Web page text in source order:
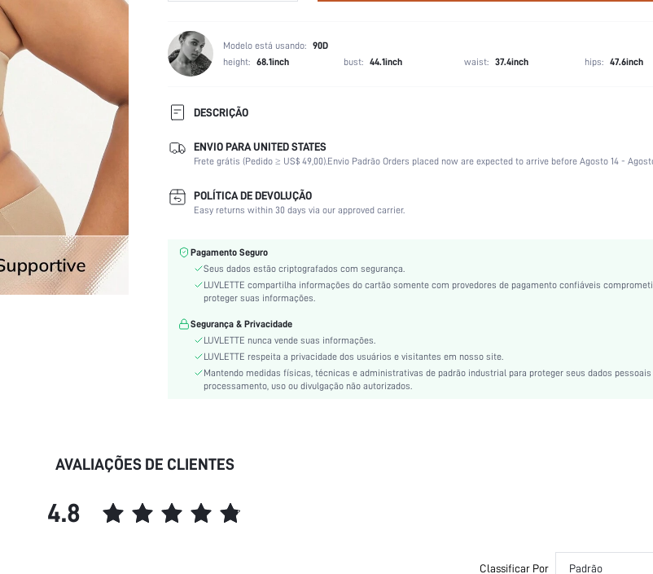
Modelo está usando: 90D
height: 68.1inch bust: 44.1inch waist: 37.4inch hips: 47.6inch
DESCRIÇÃO
Nível de revestimento:
Moldável
Casamento, Férias, Festa, Aniversário, Festival de Música, Data, Escritório, Diário, Festa
Cor:
Damasco
Aros:
Com fio
Instruções de manutenção:
Composição:
92% Poliamida, 8% Elastano
Modelo do sutiã:
Sutiã push-up
Elasticidade do tecido:
Elasticidade Média
Estilo:
Roupa íntima & Pijamas:
Maternidade, Noiva
Estampa:
Simples
Tipo de alças:
Sem alça
ENVIO PARA UNITED STATES
Frete grátis (Pedido ≥ US$ 49,00).Envio Padrão Orders placed now are expected to arrive before Agosto 14 -
POLÍTICA DE DEVOLUÇÃO
Easy returns within 30 days via our approved carrier.
Pagamento Seguro
Seus dados estão criptografados com segurança.
LUVLETTE compartilha informações do cartão somente com provedores de pagamento confiáveis
proteger suas informações.
Segurança & Privacidade
LUVLETTE nunca vende suas informações.
LUVLETTE respeita a privacidade dos usuários e visitantes em nosso site.
Mantendo medidas físicas, técnicas e administrativas de padrão industrial para proteger seus dados
processamento, uso ou divulgação não autorizados.
AVALIAÇÕES DE CLIENTES
4.8
Classificar Por Padrão